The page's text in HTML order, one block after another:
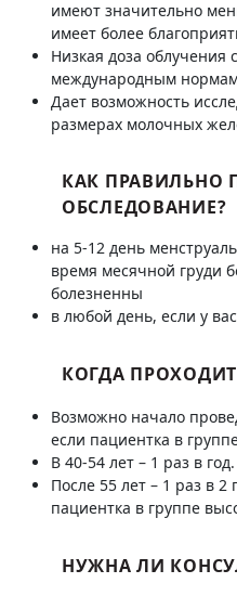
имеют значительно
имеет более
Низкая доза облучения
международным
Дает возможность
размерах молочных
КАК ПРАВИЛЬНО
ОБСЛЕДОВАНИЕ?
на 5-12 день
время месячной груди
болезненны
в любой день, если у
КОГДА
Возможно начало
если пациентка в
В 40-54 лет – 1 раз в год.
После 55 лет – 1 раз в 2
пациентка в группе
НУЖНА ЛИ